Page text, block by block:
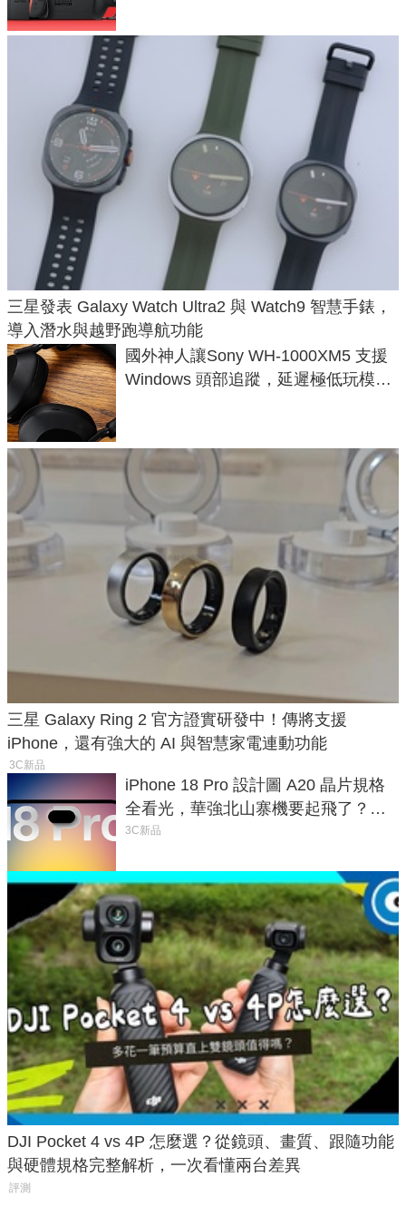
三星發表 Galaxy Watch Ultra2 與 Watch9 智慧手錶，
導入潛水與越野跑導航功能
國外神人讓Sony WH-1000XM5 支援
Windows 頭部追蹤，延遲極低玩模擬
三星 Galaxy Ring 2 官方證實研發中！傳將支援
iPhone，還有強大的 AI 與智慧家電連動功能
3C新品
iPhone 18 Pro 設計圖 A20 晶片規格
全看光，華強北山寨機要起飛了？專
家曝山寨機無法復刻兩大關鍵
3C新品
DJI Pocket 4 vs 4P 怎麼選？從鏡頭、畫質、跟隨功能
與硬體規格完整解析，一次看懂兩台差異
評測